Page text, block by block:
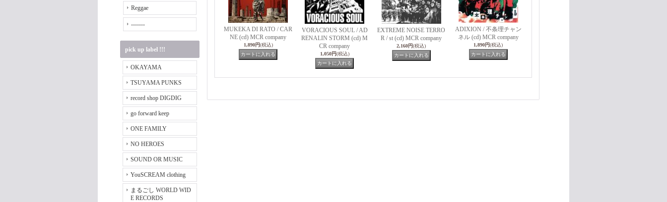
Reggae
-------
pick up label !!!
OKAYAMA
TSUYAMA PUNKS
record shop DIGDIG
go forward keep
ONE FAMILY
NO HEROES
SOUND OR MUSIC
YouSCREAM clothing
まるごし WORLD WID
E RECORDS
MUKEKA DI RATO / CAR
NE (cd) MCR company
1,890円(税込)
VORACIOUS SOUL / AD
RENALIN STORM (cd) M
CR company
1,050円(税込)
EXTREME NOISE TERRO
R / st (cd) MCR company
2,160円(税込)
ADIXION / 不条理チャン
ネル (cd) MCR company
1,890円(税込)